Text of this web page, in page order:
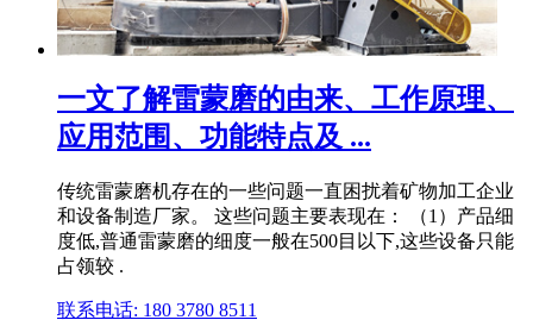
一文了解雷蒙磨的由来、工作原理、
应用范围、功能特点及 ...
传统雷蒙磨机存在的一些问题一直困扰着矿物加工企业
和设备制造厂家。 这些问题主要表现在： （1）产品细
度低,普通雷蒙磨的细度一般在500目以下,这些设备只能
占领较 .
联系电话: 180 3780 8511